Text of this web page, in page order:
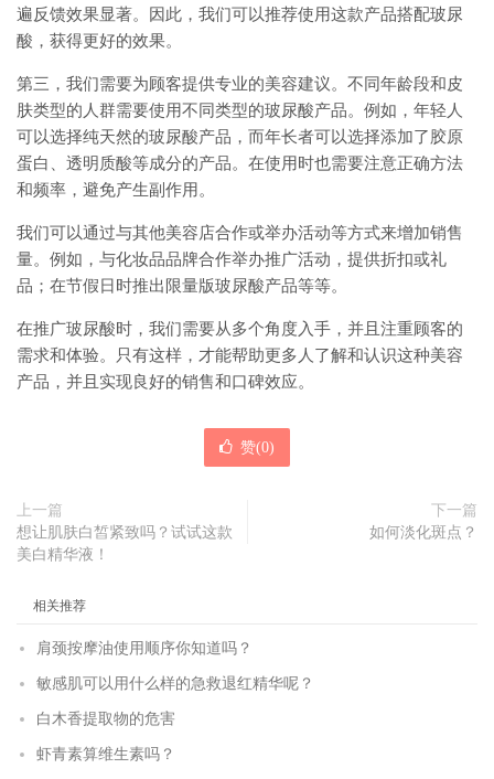
遍反馈效果显著。因此，我们可以推荐使用这款产品搭配玻尿
酸，获得更好的效果。
第三，我们需要为顾客提供专业的美容建议。不同年龄段和皮
肤类型的人群需要使用不同类型的玻尿酸产品。例如，年轻人
可以选择纯天然的玻尿酸产品，而年长者可以选择添加了胶原
蛋白、透明质酸等成分的产品。在使用时也需要注意正确方法
和频率，避免产生副作用。
我们可以通过与其他美容店合作或举办活动等方式来增加销售
量。例如，与化妆品品牌合作举办推广活动，提供折扣或礼
品；在节假日时推出限量版玻尿酸产品等等。
在推广玻尿酸时，我们需要从多个角度入手，并且注重顾客的
需求和体验。只有这样，才能帮助更多人了解和认识这种美容
产品，并且实现良好的销售和口碑效应。
赞(0)
上一篇
想让肌肤白皙紧致吗？试试这款
美白精华液！
下一篇
如何淡化斑点？
相关推荐
肩颈按摩油使用顺序你知道吗？
敏感肌可以用什么样的急救退红精华呢？
白木香提取物的危害
虾青素算维生素吗？